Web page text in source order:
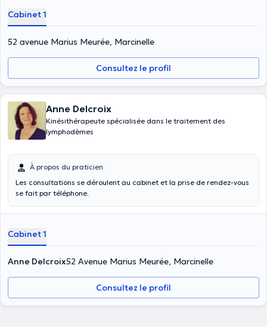
kinésithérapeute dans la région de Marcinelle, prenez contact dès
aujourd’hui avec Badiaâ Choukaïli, kinésithérapeute expérimentée.
Cabinet 1
52 avenue Marius Meurée, Marcinelle
Consultez le profil
Anne Delcroix
Kinésithérapeute spécialisée dans le traitement des
lymphodèmes
À propos du praticien
Les consultations se déroulent au cabinet et la prise de rendez-vous
se fait par téléphone.
Cabinet 1
Anne Delcroix52 Avenue Marius Meurée, Marcinelle
Consultez le profil